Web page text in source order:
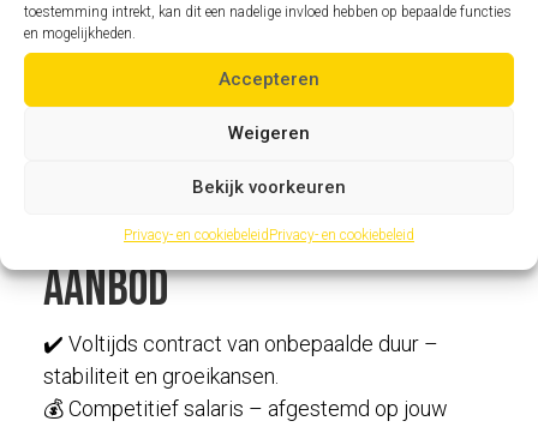
toestemming intrekt, kan dit een nadelige invloed hebben op bepaalde functies
en mogelijkheden.
Accepteren
Weigeren
Bekijk voorkeuren
Privacy- en cookiebeleidPrivacy- en cookiebeleid
levertermijnen.
⚡ Stressbestendigheid – kalm blijven en
prioriteiten stellen bij tijdsdruk.
💡 Proactieve houding – knelpunten tijdig
🔄 Flexibiliteit – inspelen op last-minute
wijzigingen in de planning of uitvoering.
Aanbod
✔️ Voltijds contract van onbepaalde duur –
stabiliteit en groeikansen.
💰 Competitief salaris – afgestemd op jouw